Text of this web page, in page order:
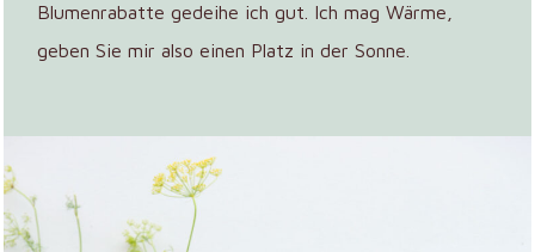
Blumenrabatte gedeihe ich gut. Ich mag Wärme,
geben Sie mir also einen Platz in der Sonne.